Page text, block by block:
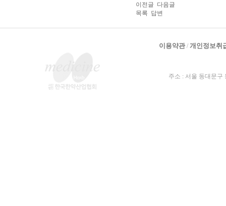
이전글 다음글
목록 답변
이용약관/ 개인정보취
주소 : 서울 동대문구